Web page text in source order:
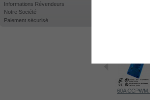
Informations Révendeurs
Notre Société
Paiement sécurisé
60A CCPWM...